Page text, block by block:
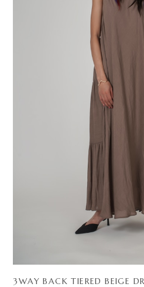
3WAY BACK TIERED BEIGE